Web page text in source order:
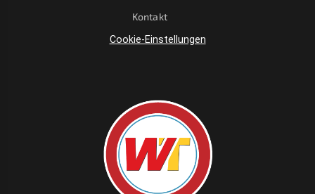
Kontakt
Cookie-Einstellungen